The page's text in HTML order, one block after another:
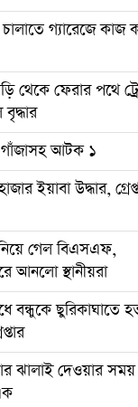
গ্যারেজে কাজ
থেকে ফেরার পথে
গাঁজাসহ আটক ১
ইয়াবা উদ্ধার,
গেল বিএসএফ,
আনলো স্থানীয়রা
বন্ধুকে ছুরিকাঘাতে
ঝালাই দেওয়ার সময়